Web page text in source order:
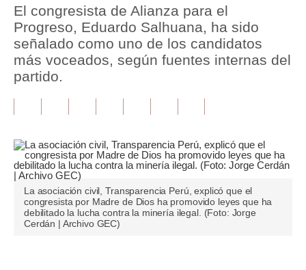
Política
Tu Dinero
Finanzas Personales
Plus G
Opinión
Editorial
Pregunta de hoy
Blogs
El congresista de Alianza para el
Progreso, Eduardo Salhuana, ha sido
señalado como uno de los candidatos
más voceados, según fuentes internas del
partido.
La asociación civil, Transparencia Perú, explicó que el
congresista por Madre de Dios ha promovido leyes que ha
debilitado la lucha contra la minería ilegal. (Foto: Jorge
Cerdán | Archivo GEC)